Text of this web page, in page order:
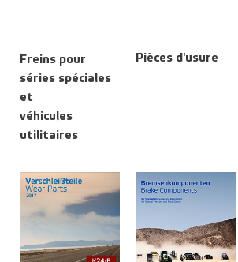
Freins pour
séries spéciales
et
véhicules
utilitaires
Pièces d'usure